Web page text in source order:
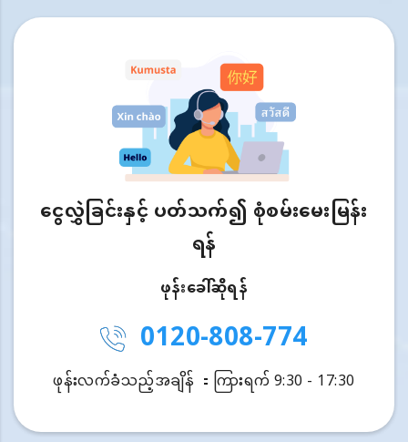
ငွေလွှဲခြင်းနှင့် ပတ်သက်၍ စုံစမ်းမေးမြန်း
ရန်
ဖုန်းခေါ်ဆိုရန်
0120-808-774
ဖုန်းလက်ခံသည့်အချိန် ：ကြားရက် 9:30 - 17:30